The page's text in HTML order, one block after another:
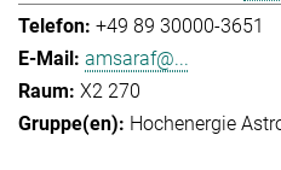
+49 89 30000-3651
amsaraf@...
X2 270
Hochenergie